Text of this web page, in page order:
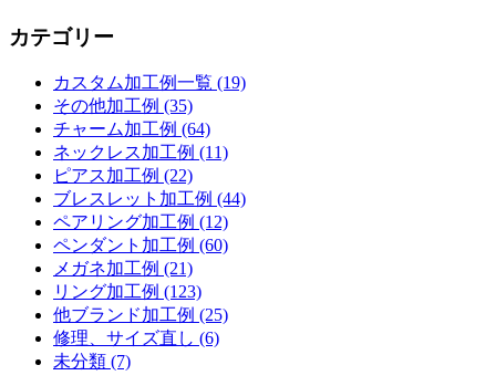
カテゴリー
カスタム加工例一覧 (19)
その他加工例 (35)
チャーム加工例 (64)
ネックレス加工例 (11)
ピアス加工例 (22)
ブレスレット加工例 (44)
ペアリング加工例 (12)
ペンダント加工例 (60)
メガネ加工例 (21)
リング加工例 (123)
他ブランド加工例 (25)
修理、サイズ直し (6)
未分類 (7)